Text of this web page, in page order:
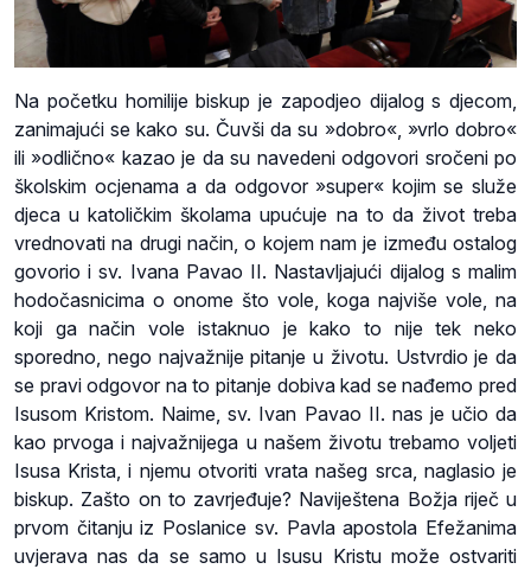
Na početku homilije biskup je zapodjeo dijalog s djecom,
zanimajući se kako su. Čuvši da su »dobro«, »vrlo dobro«
ili »odlično« kazao je da su navedeni odgovori sročeni po
školskim ocjenama a da odgovor »super« kojim se služe
djeca u katoličkim školama upućuje na to da život treba
vrednovati na drugi način, o kojem nam je između ostalog
govorio i sv. Ivana Pavao II. Nastavljajući dijalog s malim
hodočasnicima o onome što vole, koga najviše vole, na
koji ga način vole istaknuo je kako to nije tek neko
sporedno, nego najvažnije pitanje u životu. Ustvrdio je da
se pravi odgovor na to pitanje dobiva kad se nađemo pred
Isusom Kristom. Naime, sv. Ivan Pavao II. nas je učio da
kao prvoga i najvažnijega u našem životu trebamo voljeti
Isusa Krista, i njemu otvoriti vrata našeg srca, naglasio je
biskup. Zašto on to zavrjeđuje? Naviještena Božja riječ u
prvom čitanju iz Poslanice sv. Pavla apostola Efežanima
uvjerava nas da se samo u Isusu Kristu može ostvariti